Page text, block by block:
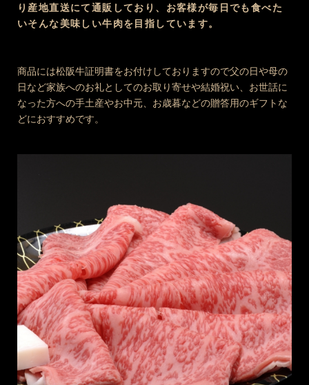
り産地直送にて通販しており、お客様が毎日でも食べた
いそんな美味しい牛肉を目指しています。
商品には松阪牛証明書をお付けしておりますので父の日や母の
日など家族へのお礼としてのお取り寄せや結婚祝い、お世話に
なった方への手土産やお中元、お歳暮などの贈答用のギフトな
どにおすすめです。